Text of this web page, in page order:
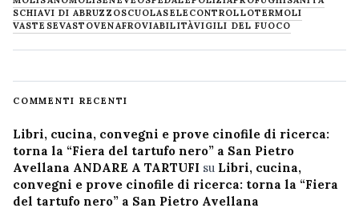
SCHIAVI DI ABRUZZOSCUOLASELECONTROLLOTERMOLI
VASTESEVASTOVENAFROVIABILITÀVIGILI DEL FUOCO
COMMENTI RECENTI
Libri, cucina, convegni e prove cinofile di ricerca:
torna la “Fiera del tartufo nero” a San Pietro
Avellana ANDARE A TARTUFI su Libri, cucina,
convegni e prove cinofile di ricerca: torna la “Fiera
del tartufo nero” a San Pietro Avellana